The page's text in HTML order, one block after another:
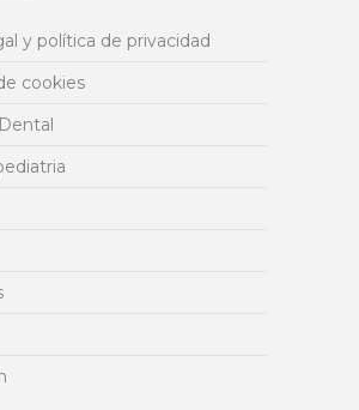
y política de privacidad
cookies